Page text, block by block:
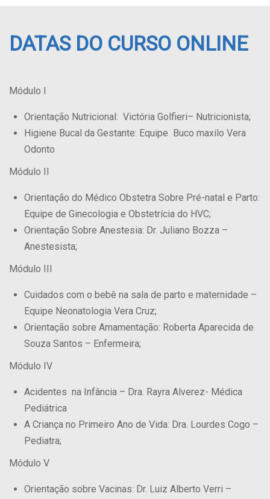
DATAS DO CURSO ONLINE
Módulo I
Orientação Nutricional: Victória Golfieri– Nutricionista;
Higiene Bucal da Gestante: Equipe Buco maxilo Vera
Odonto
Módulo II
Orientação do Médico Obstetra Sobre Pré-natal e Parto:
Equipe de Ginecologia e Obstetrícia do HVC;
Orientação Sobre Anestesia: Dr. Juliano Bozza –
Anestesista;
Módulo III
Cuidados com o bebê na sala de parto e maternidade –
Equipe Neonatologia Vera Cruz;
Orientação sobre Amamentação: Roberta Aparecida de
Souza Santos – Enfermeira;
Módulo IV
Acidentes na Infância – Dra. Rayra Alverez- Médica
Pediátrica
A Criança no Primeiro Ano de Vida: Dra. Lourdes Cogo –
Pediatra;
Módulo V
Orientação sobre Vacinas: Dr. Luiz Alberto Verri –